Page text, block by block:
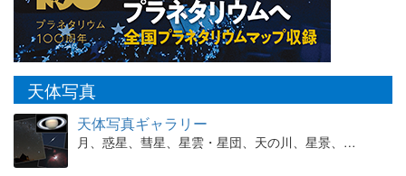
天体写真
天体写真ギャラリー
月、惑星、彗星、星雲・星団、天の川、星景、…